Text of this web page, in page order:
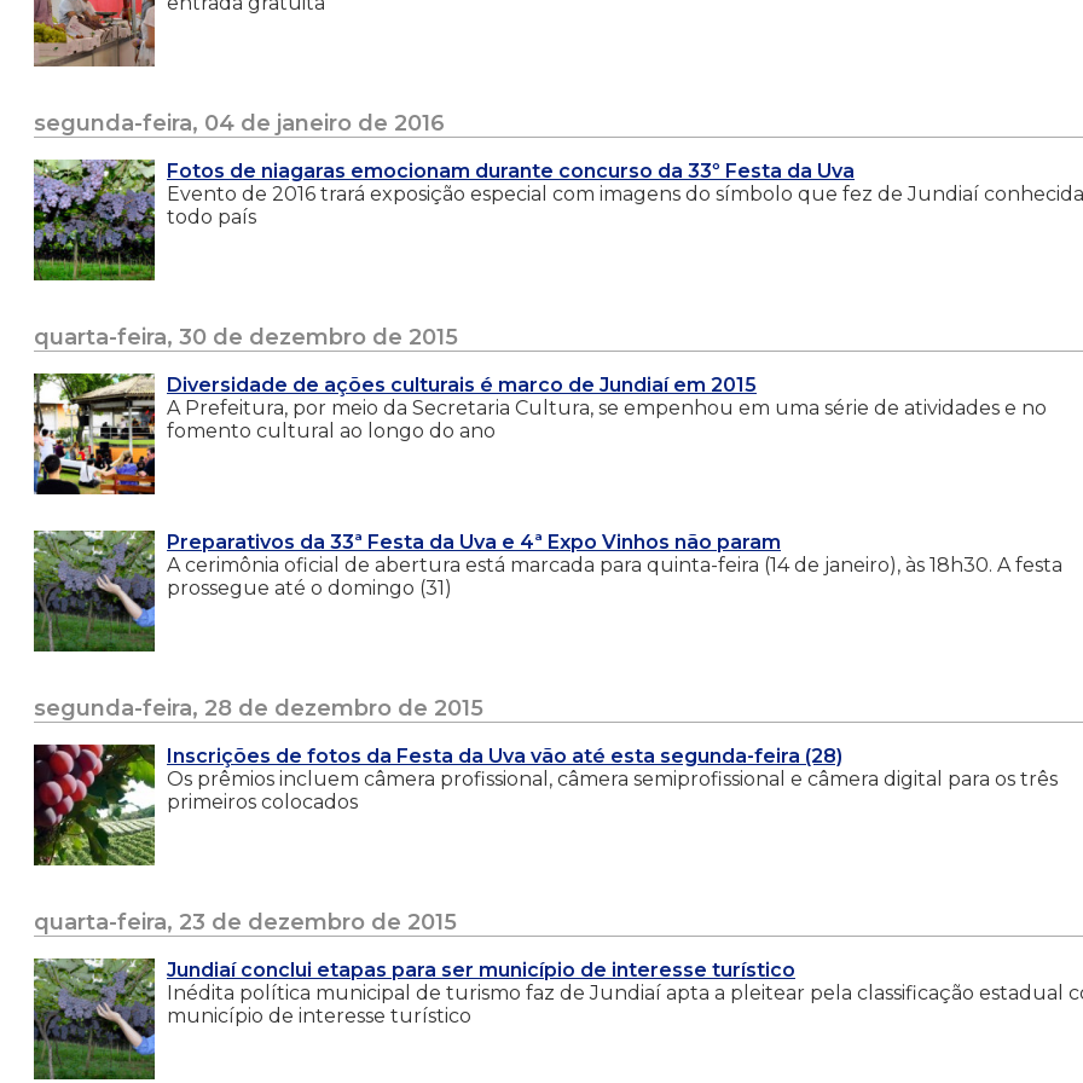
segunda-feira, 04 de janeiro de 2016
Fotos de niagaras emocionam durante concurso da 33º Festa da Uva
Evento de 2016 trará exposição especial com imagens do símbolo que fez de Jundiaí
todo país
quarta-feira, 30 de dezembro de 2015
Diversidade de ações culturais é marco de Jundiaí em 2015
A Prefeitura, por meio da Secretaria Cultura, se empenhou em uma série de atividades e no
fomento cultural ao longo do ano
Preparativos da 33ª Festa da Uva e 4ª Expo Vinhos não param
A cerimônia oficial de abertura está marcada para quinta-feira (14 de janeiro), às 18h30. A festa
prossegue até o domingo (31)
segunda-feira, 28 de dezembro de 2015
Inscrições de fotos da Festa da Uva vão até esta segunda-feira (28)
Os prêmios incluem câmera profissional, câmera semiprofissional e câmera digital para os três
primeiros colocados
quarta-feira, 23 de dezembro de 2015
Jundiaí conclui etapas para ser município de interesse turístico
Inédita política municipal de turismo faz de Jundiaí apta a pleitear pela classificação estadual
município de interesse turístico